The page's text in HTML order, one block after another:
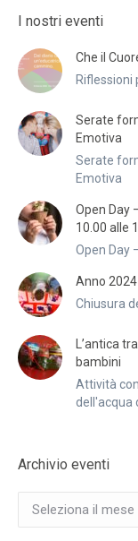
I nostri eventi
Che il
Riflessioni
Serate
Emotiva
Serate
Emotiva
Open Day
10.00 alle
Open Day
Anno
Chiusura
L’antica
bambini
Attività
dell'acqua
Archivio eventi
eventi